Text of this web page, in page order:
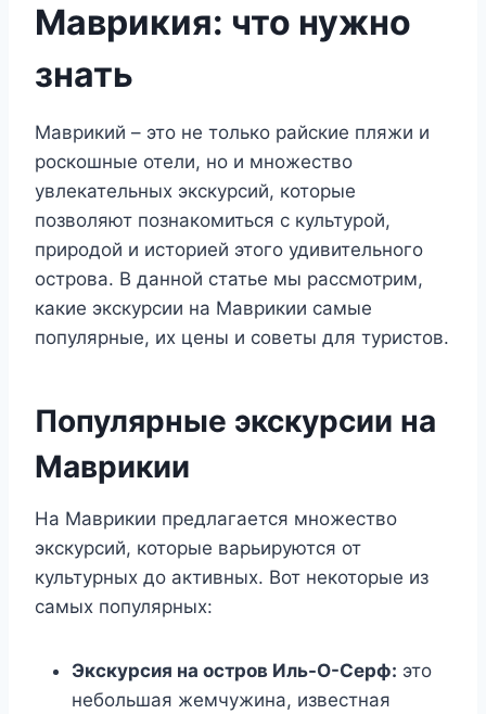
Маврикия: что нужно
знать
Маврикий – это не только райские пляжи и
роскошные отели, но и множество
увлекательных экскурсий, которые
позволяют познакомиться с культурой,
природой и историей этого удивительного
острова. В данной статье мы рассмотрим,
какие экскурсии на Маврикии самые
популярные, их цены и советы для туристов.
Популярные экскурсии на
Маврикии
На Маврикии предлагается множество
экскурсий, которые варьируются от
культурных до активных. Вот некоторые из
самых популярных:
Экскурсия на остров Иль-О-Серф: это
небольшая жемчужина, известная